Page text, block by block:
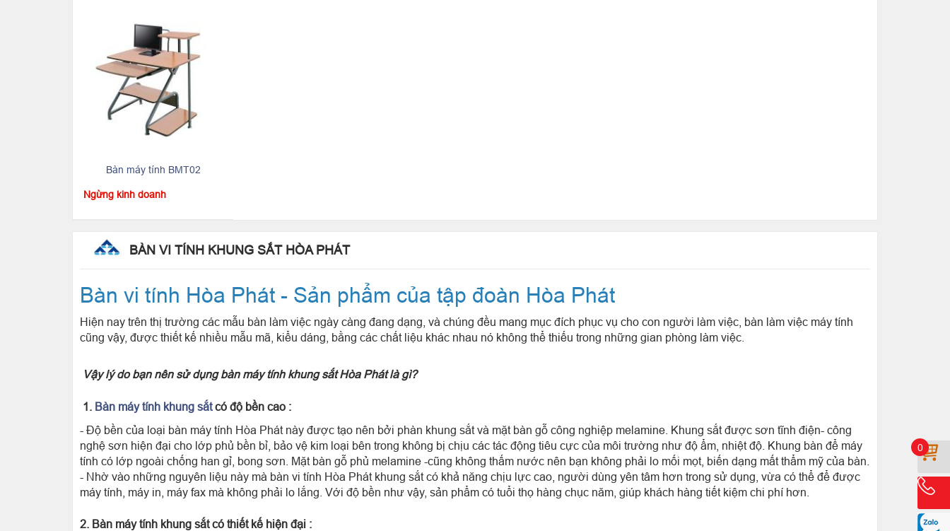
0
Bàn máy tính BMT02
Ngừng kinh doanh
BÀN VI TÍNH KHUNG SẮT HÒA PHÁT
Bàn vi tính Hòa Phát - Sản phẩm của tập đoàn Hòa Phát
Hiện nay trên thị trường các mẫu bàn làm việc ngày càng đang dạng, và chúng đều mang mục đích phục vụ cho con người làm việc, bàn làm việc máy tính
cũng vậy, được thiết kế nhiều mẫu mã, kiểu dáng, bằng các chất liệu khác nhau nó không thể thiếu trong những gian phòng làm việc.
Vậy lý do bạn nên sử dụng bàn máy tính khung sắt Hòa Phát là gì?
1. Bàn máy tính khung sắtcó độ bền cao :
- Độ bền của loại bàn máy tính Hòa Phát này được tạo nên bởi phàn khung sắt và mặt bàn gỗ công nghiệp melamine. Khung sắt được sơn tĩnh điện- công
nghệ sơn hiện đại cho lớp phủ bền bỉ, bảo vệ kim loại bên trong không bị chịu các tác động tiêu cực của môi trường như độ ẩm, nhiệt độ. Khung bàn để máy
tính có lớp ngoài chống han gỉ, bong sơn. Mặt bàn gỗ phủ melamine -cũng không thấm nước nên bạn không phải lo mối mọt, biến dạng mất thẩm mỹ của bàn.
- Nhờ vào những nguyên liệu này mà bàn vi tính Hòa Phát khung sắt có khả năng chịu lực cao, người dùng yên tâm hơn trong sử dụng, vừa có thể để được
máy tính, máy in, máy fax mà không phải lo lắng. Với độ bền như vậy, sản phẩm có tuổi thọ hàng chục năm, giúp khách hàng tiết kiệm chi phí hơn.
2. Bàn máy tính khung sắt có thiết kế hiện đại :